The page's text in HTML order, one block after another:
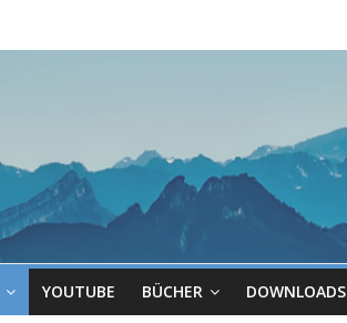
YOUTUBE BÜCHER DOWNLOADS